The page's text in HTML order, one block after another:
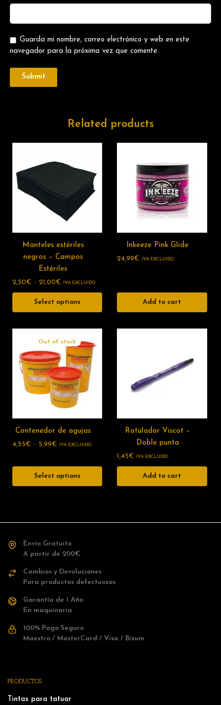
Guarda mi nombre, correo electrónico y web en este
navegador para la próxima vez que comente.
Related products
Manteles estériles
negros – Campos
Estériles
2,50€ – 21,00€ IVA EXCLUIDO
Select options
Inkeeze Pink Glide
24,99€ IVA EXCLUIDO
Add to cart
Out of stock
Contenedor de agujas
4,55€ – 5,99€ IVA EXCLUIDO
Select options
Rotulador Viscot –
Doble punta
1,45€ IVA EXCLUIDO
Add to cart
Envío Gratuito
A partir de 200€
Cambios y Devoluciones
Para productos defectuosos
Garantía de 1 Año
En maquinaria
100% Pago Seguro
Maestro / MasterCard / Visa / Bizum
PRODUCTOS
Tintas para tatuar